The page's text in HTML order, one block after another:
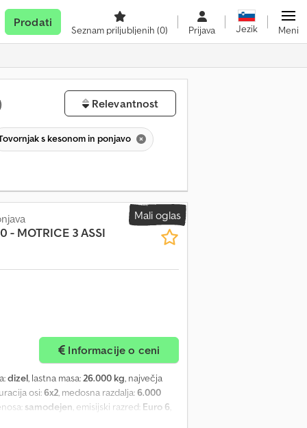
Prodati
Seznam priljubljenih (0) Prijava Jezik Meni
Relevantnost
s kesonom in ponjavo
Mali oglas
- MOTRICE 3 ASSI
Informacije o ceni
dizel, lastna masa:26.000 kg, največja
osi:6x2, medosna razdalja:6.000
samodejen, emisijski razred: Euro 6,
retarder